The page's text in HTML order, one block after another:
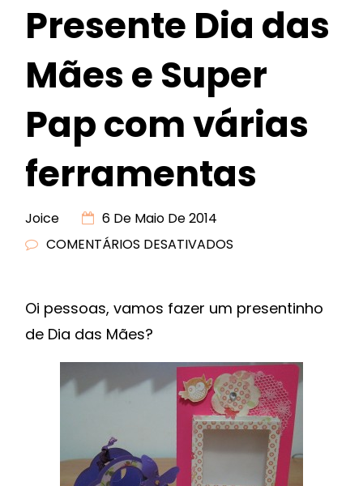
Presente Dia das
Mães e Super
Pap com várias
ferramentas
Joice
6 De Maio De 2014
COMENTÁRIOS DESATIVADOS
DAS
E
SUPER
PAP
COM
VÁRIAS
FERRAMENTAS
Oi pessoas, vamos fazer um presentinho
de Dia das Mães?